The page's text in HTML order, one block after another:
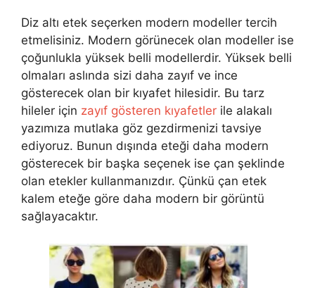
Diz altı etek seçerken modern modeller tercih
etmelisiniz. Modern görünecek olan modeller ise
çoğunlukla yüksek belli modellerdir. Yüksek belli
olmaları aslında sizi daha zayıf ve ince
gösterecek olan bir kıyafet hilesidir. Bu tarz
hileler için zayıf gösteren kıyafetler ile alakalı
yazımıza mutlaka göz gezdirmenizi tavsiye
ediyoruz. Bunun dışında eteği daha modern
gösterecek bir başka seçenek ise çan şeklinde
olan etekler kullanmanızdır. Çünkü çan etek
kalem eteğe göre daha modern bir görüntü
sağlayacaktır.